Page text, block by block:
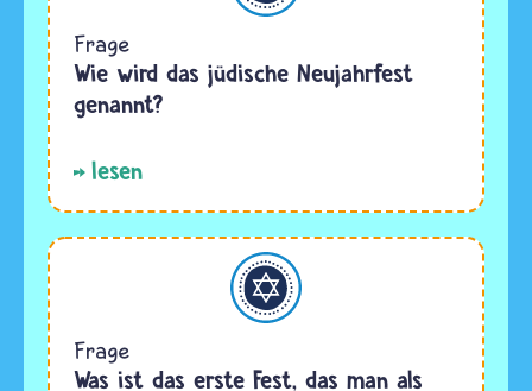
Frage
Wie wird das jüdische Neujahrfest
genannt?
lesen
Judentum
Frage
Was ist das erste Fest, das man als